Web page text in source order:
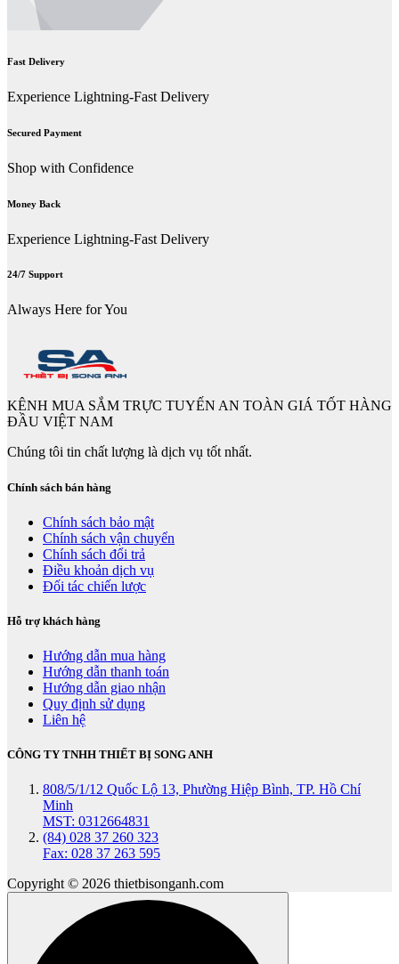
Fast Delivery
Experience Lightning-Fast Delivery
Secured Payment
Shop with Confidence
Money Back
Experience Lightning-Fast Delivery
24/7 Support
Always Here for You
KÊNH MUA SẮM TRỰC TUYẾN AN TOÀN GIÁ TỐT HÀNG
ĐẦU VIỆT NAM
Chúng tôi tin chất lượng là dịch vụ tốt nhất.
Chính sách bán hàng
Chính sách bảo mật
Chính sách vận chuyển
Chính sách đổi trả
Điều khoản dịch vụ
Đối tác chiến lược
Hỗ trợ khách hàng
Hướng dẫn mua hàng
Hướng dẫn thanh toán
Hướng dẫn giao nhận
Quy định sử dụng
Liên hệ
CÔNG TY TNHH THIẾT BỊ SONG ANH
808/5/1/12 Quốc Lộ 13, Phường Hiệp Bình, TP. Hồ Chí
Minh
MST: 0312664831
(84) 028 37 260 323
Fax: 028 37 263 595
Copyright © 2026 thietbisonganh.com